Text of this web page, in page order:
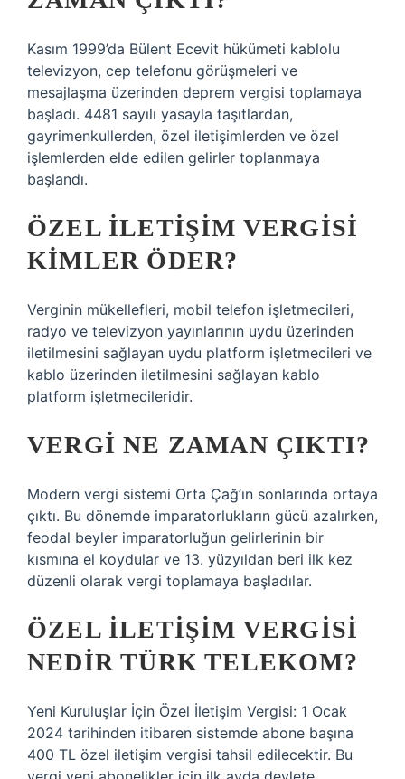
Kasım 1999’da Bülent Ecevit hükümeti kablolu
televizyon, cep telefonu görüşmeleri ve
mesajlaşma üzerinden deprem vergisi toplamaya
başladı. 4481 sayılı yasayla taşıtlardan,
gayrimenkullerden, özel iletişimlerden ve özel
işlemlerden elde edilen gelirler toplanmaya
başlandı.
ÖZEL ILETIŞIM VERGISI
KIMLER ÖDER?
Verginin mükellefleri, mobil telefon işletmecileri,
radyo ve televizyon yayınlarının uydu üzerinden
iletilmesini sağlayan uydu platform işletmecileri ve
kablo üzerinden iletilmesini sağlayan kablo
platform işletmecileridir.
VERGI NE ZAMAN ÇIKTI?
Modern vergi sistemi Orta Çağ’ın sonlarında ortaya
çıktı. Bu dönemde imparatorlukların gücü azalırken,
feodal beyler imparatorluğun gelirlerinin bir
kısmına el koydular ve 13. yüzyıldan beri ilk kez
düzenli olarak vergi toplamaya başladılar.
ÖZEL ILETIŞIM VERGISI
NEDIR TÜRK TELEKOM?
Yeni Kuruluşlar İçin Özel İletişim Vergisi: 1 Ocak
2024 tarihinden itibaren sistemde abone başına
400 TL özel iletişim vergisi tahsil edilecektir. Bu